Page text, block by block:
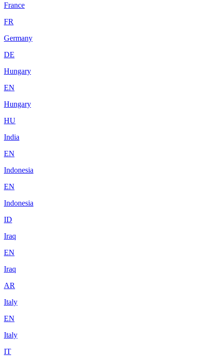
France
FR
Germany
DE
Hungary
EN
Hungary
HU
India
EN
Indonesia
EN
Indonesia
ID
Iraq
EN
Iraq
AR
Italy
EN
Italy
IT